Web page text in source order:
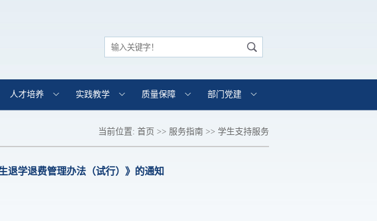
人才培养 实践教学 质量保障 部门党建
当前位置: 首页 >> 服务指南 >> 学生支持服务
退学退费管理办法（试行）》的通知